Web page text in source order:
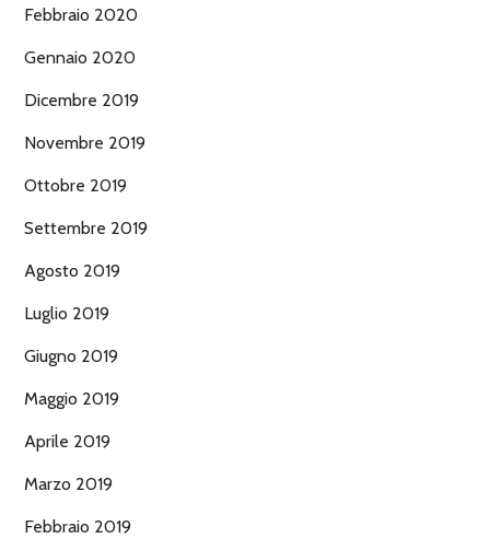
Febbraio 2020
Gennaio 2020
Dicembre 2019
Novembre 2019
Ottobre 2019
Settembre 2019
Agosto 2019
Luglio 2019
Giugno 2019
Maggio 2019
Aprile 2019
Marzo 2019
Febbraio 2019